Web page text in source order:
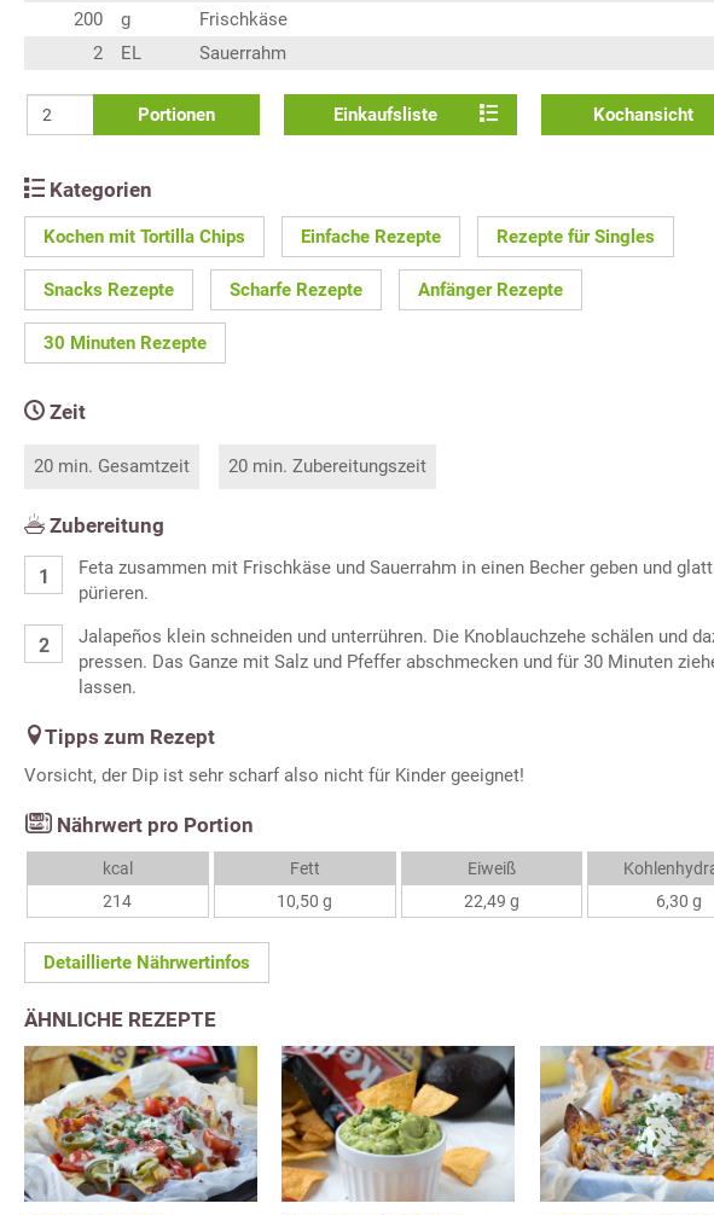
200
g
Frischkäse
2
EL Sauerrahm
Portionen Einkaufsliste Kochansicht
Kategorien
Kochen mit Tortilla Chips Einfache Rezepte Rezepte für Singles
Snacks Rezepte Scharfe Rezepte Anfänger Rezepte
30 Minuten Rezepte
Zeit
20 min. Gesamtzeit 20 min. Zubereitungszeit
Zubereitung
Feta zusammen mit Frischkäse und Sauerrahm in einen Becher geben und glatt
pürieren.
Jalapeños klein schneiden und unterrühren. Die Knoblauchzehe schälen und
pressen. Das Ganze mit Salz und Pfeffer abschmecken und für 30 Minuten
lassen.
Tipps zum Rezept
Vorsicht, der Dip ist sehr scharf also nicht für Kinder geeignet!
Nährwert pro Portion
kcal
214
Fett
10,50 g
Eiweiß
22,49 g
6,30 g
Detaillierte Nährwertinfos
ÄHNLICHE REZEPTE